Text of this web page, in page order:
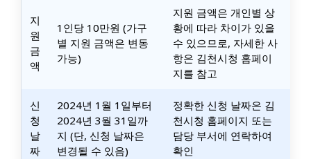
지
원
금
액
1인당 10만원 (가구
별 지원 금액은 변동
가능)
지원 금액은 개인별 상
황에 따라 차이가 있을
수 있으므로, 자세한 사
항은 김천시청 홈페이
지를 참고
신
청
날
짜
2024년 1월 1일부터
2024년 3월 31일까
지 (단, 신청 날짜은
변경될 수 있음)
정확한 신청 날짜은 김
천시청 홈페이지 또는
담당 부서에 연락하여
확인